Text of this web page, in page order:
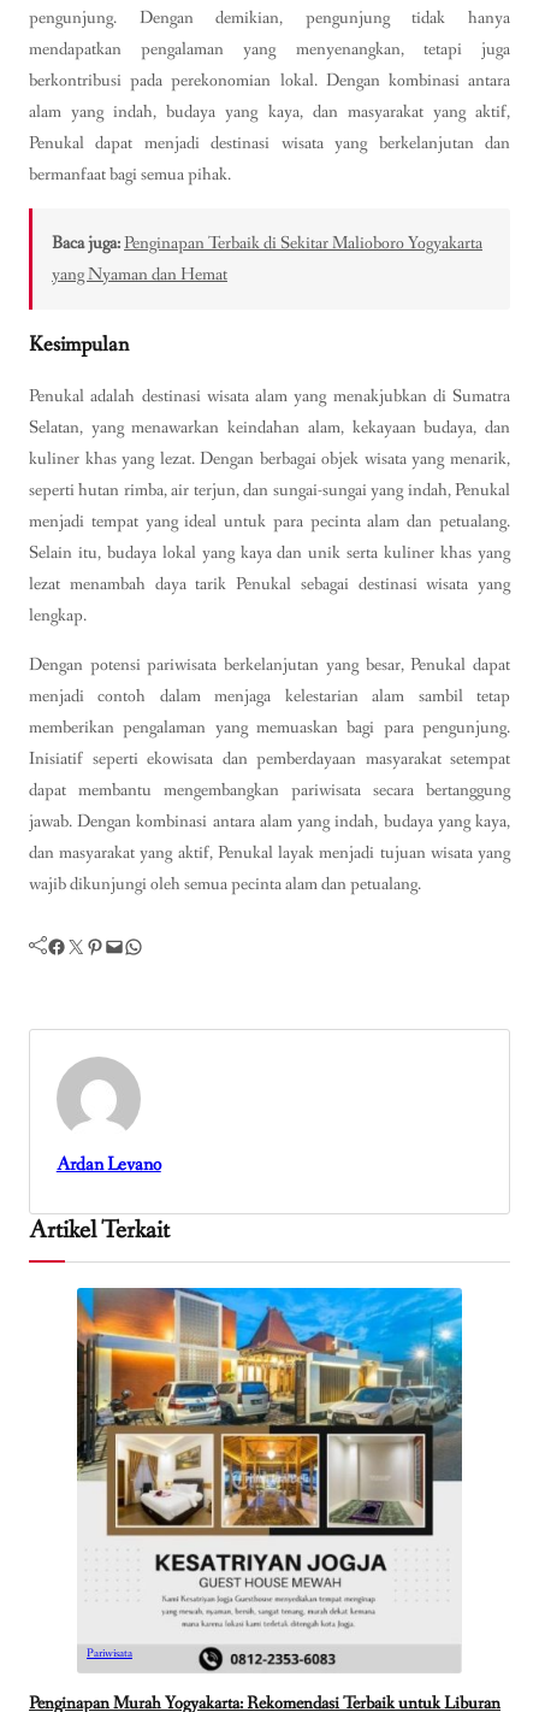
pengunjung. Dengan demikian, pengunjung tidak hanya
mendapatkan pengalaman yang menyenangkan, tetapi juga
berkontribusi pada perekonomian lokal. Dengan kombinasi antara
alam yang indah, budaya yang kaya, dan masyarakat yang aktif,
Penukal dapat menjadi destinasi wisata yang berkelanjutan dan
bermanfaat bagi semua pihak.
Baca juga:Penginapan Terbaik di Sekitar Malioboro Yogyakarta
yang Nyaman dan Hemat
Kesimpulan
Penukal adalah destinasi wisata alam yang menakjubkan di Sumatra
Selatan, yang menawarkan keindahan alam, kekayaan budaya, dan
kuliner khas yang lezat. Dengan berbagai objek wisata yang menarik,
seperti hutan rimba, air terjun, dan sungai-sungai yang indah, Penukal
menjadi tempat yang ideal untuk para pecinta alam dan petualang.
Selain itu, budaya lokal yang kaya dan unik serta kuliner khas yang
lezat menambah daya tarik Penukal sebagai destinasi wisata yang
lengkap.
Dengan potensi pariwisata berkelanjutan yang besar, Penukal dapat
menjadi contoh dalam menjaga kelestarian alam sambil tetap
memberikan pengalaman yang memuaskan bagi para pengunjung.
Inisiatif seperti ekowisata dan pemberdayaan masyarakat setempat
dapat membantu mengembangkan pariwisata secara bertanggung
jawab. Dengan kombinasi antara alam yang indah, budaya yang kaya,
dan masyarakat yang aktif, Penukal layak menjadi tujuan wisata yang
wajib dikunjungi oleh semua pecinta alam dan petualang.
Facebook Twitter Pinterest Mail WhatsApp
Ardan Levano
Artikel Terkait
Pariwisata
Penginapan Murah Yogyakarta: Rekomendasi Terbaik untuk Liburan